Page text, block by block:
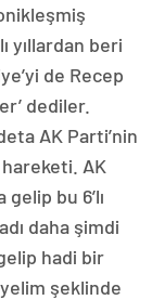
yıllardan beri
de Recep
dediler.
AK Parti’nin
AK
bu 6’lı
daha şimdi
hadi bir
şeklinde